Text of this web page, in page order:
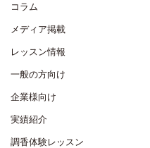
コラム
メディア掲載
レッスン情報
一般の方向け
企業様向け
実績紹介
調香体験レッスン